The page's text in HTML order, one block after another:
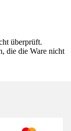
überprüft.
die die Ware nicht